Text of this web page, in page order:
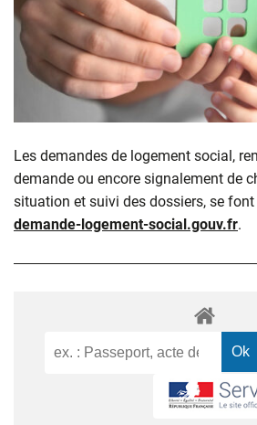
Les demandes de logement social,
demande ou encore signalement de
situation et suivi des dossiers, se
demande-logement-social.gouv.fr.